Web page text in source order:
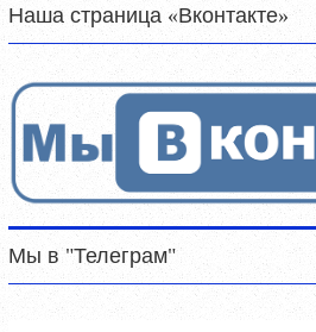
Наша страница «Вконтакте»
Мы в "Телеграм"